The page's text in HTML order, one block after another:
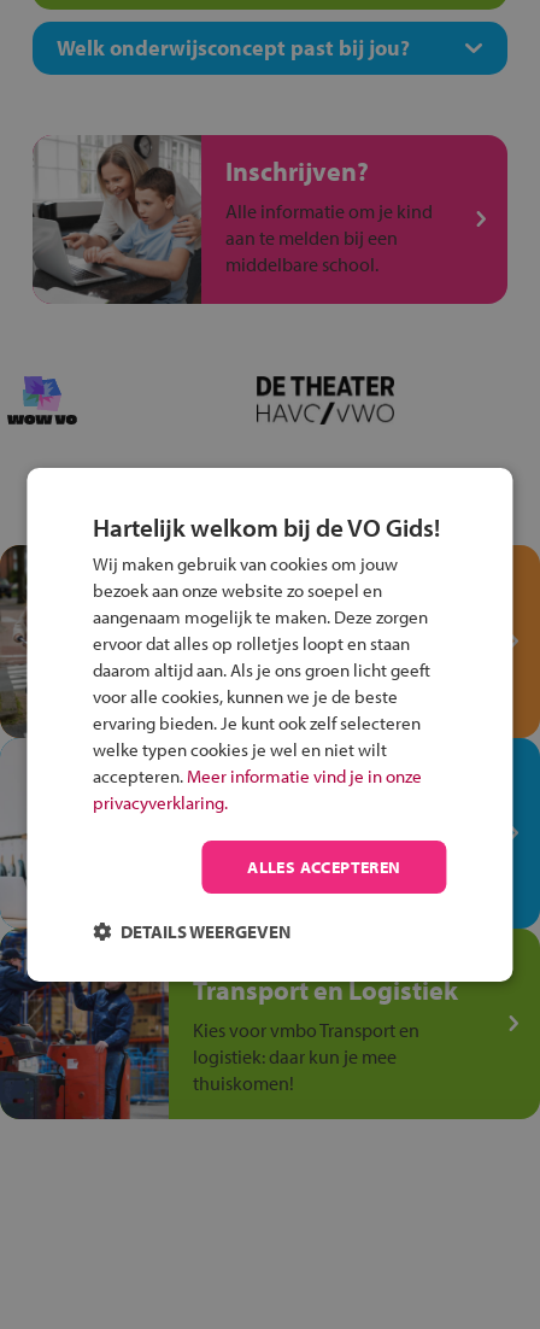
Welk onderwijsconcept past bij jou?
Inschrijven?
Alle informatie om je kind
aan te melden bij een
middelbare school.
Test je kennis met het
Fiets Veilig
Verkeersspel!
Speel het Fiets Veilig Verkeersspel
en win een Cortina-fiets!
In de winkel ben je op je
plek!
Ontdek via het vmbo jouw talent
op de winkelvloer, waar elke dag
anders is!
Transport en Logistiek
Kies voor vmbo Transport en
logistiek: daar kun je mee
thuiskomen!
Hartelijk welkom bij de VO Gids!
Wij maken gebruik van cookies om jouw
bezoek aan onze website zo soepel en
aangenaam mogelijk te maken. Deze zorgen
ervoor dat alles op rolletjes loopt en staan
daarom altijd aan. Als je ons groen licht geeft
voor alle cookies, kunnen we je de beste
ervaring bieden. Je kunt ook zelf selecteren
welke typen cookies je wel en niet wilt
accepteren. Meer informatie vind je in onze
privacyverklaring.
ALLES ACCEPTEREN
DETAILS WEERGEVEN